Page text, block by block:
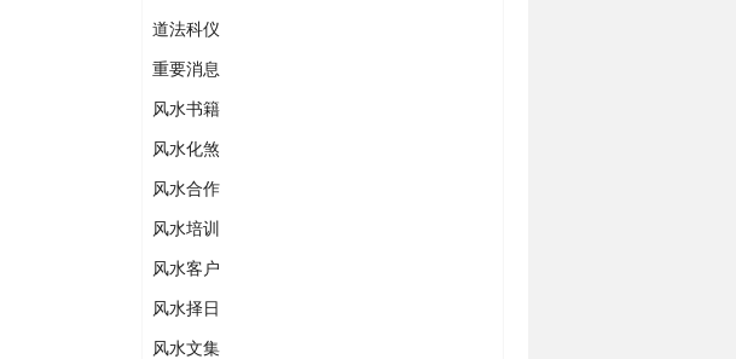
道法科仪
重要消息
风水书籍
风水化煞
风水合作
风水培训
风水客户
风水择日
风水文集